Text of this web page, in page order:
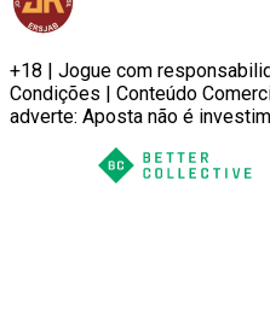
+18 | Jogue com
Condições | Conteúdo
adverte: Aposta não é